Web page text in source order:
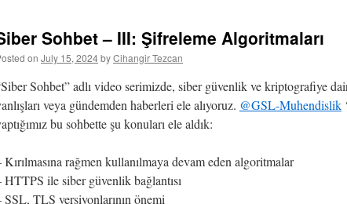
Sohbet – III: Şifreleme Algoritmaları
on July 15, 2024byCihangir Tezcan
Sohbet” adlı video serimizde, siber güvenlik ve kriptografiye
veya gündemden haberleri ele alıyoruz. ‪@GSL-Muhendislik‬
bu sohbette şu konuları ele aldık:
Kırılmasına rağmen kullanılmaya devam eden algoritmalar
HTTPS ile siber güvenlik bağlantısı
SSL, TLS versiyonlarının önemi